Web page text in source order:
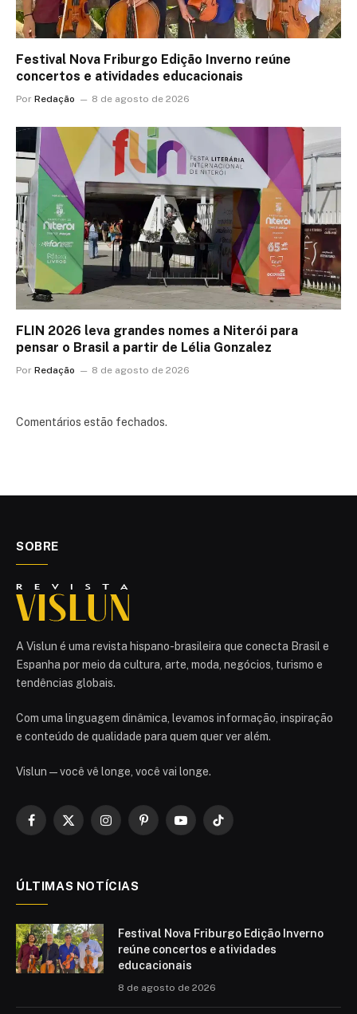
Festival Nova Friburgo Edição Inverno reúne
concertos e atividades educacionais
Por Redação 8 de agosto de 2026
FLIN 2026 leva grandes nomes a Niterói para
pensar o Brasil a partir de Lélia Gonzalez
Por Redação 8 de agosto de 2026
Comentários estão fechados.
SOBRE
A Vislun é uma revista hispano-brasileira que conecta Brasil e
Espanha por meio da cultura, arte, moda, negócios, turismo e
tendências globais.
Com uma linguagem dinâmica, levamos informação, inspiração
e conteúdo de qualidade para quem quer ver além.
Vislun — você vê longe, você vai longe.
Facebook
X
InstagramPinterestYouTubeTikTok
ÚLTIMAS NOTÍCIAS
Festival Nova Friburgo Edição Inverno
reúne concertos e atividades
educacionais
8 de agosto de 2026